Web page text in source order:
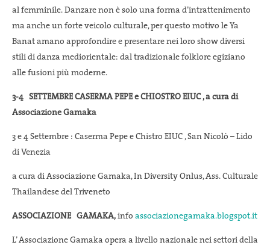
al femminile. Danzare non è solo una forma d’intrattenimento
ma anche un forte veicolo culturale, per questo motivo le Ya
Banat amano approfondire e presentare nei loro show diversi
stili di danza mediorientale: dal tradizionale folklore egiziano
alle fusioni più moderne.
3-4 SETTEMBRE CASERMA PEPE e CHIOSTRO EIUC , a cura di
Associazione Gamaka
3 e 4 Settembre : Caserma Pepe e Chistro EIUC , San Nicolò – Lido
di Venezia
a cura di Associazione Gamaka, In Diversity Onlus, Ass. Culturale
Thailandese del Triveneto
ASSOCIAZIONE GAMAKA, info associazionegamaka.blogspot.it
L’ Associazione Gamaka opera a livello nazionale nei settori della